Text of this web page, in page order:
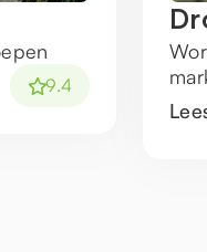
9.4